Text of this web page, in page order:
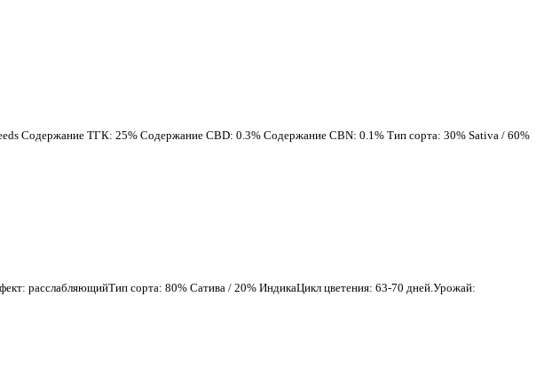
Содержание ТГК: 25% Содержание CBD: 0.3% Содержание CBN: 0.1% Тип сорта: 30% Sativa / 60%
расслабляющийТип сорта: 80% Сатива / 20% ИндикаЦикл цветения: 63-70 дней.Урожай: